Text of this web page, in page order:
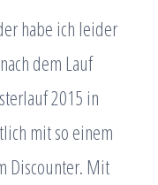
habe ich leider
dem Lauf
2015 in
mit so einem
Discounter. Mit